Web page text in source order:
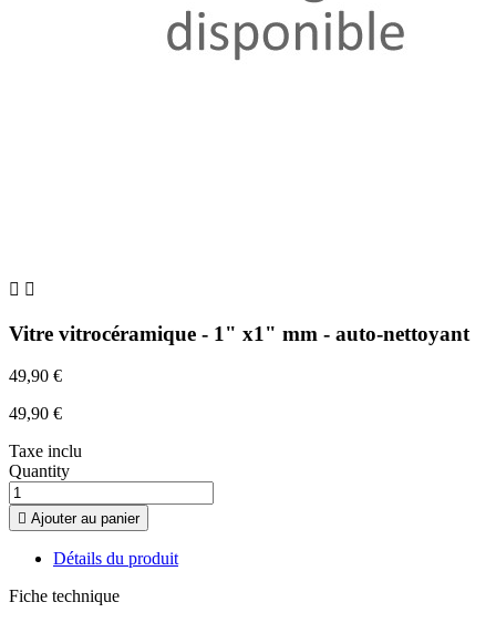
 
Vitre vitrocéramique - 1" x1" mm - auto-nettoyant
49,90 €
49,90 €
Taxe inclu
Quantity
 Ajouter au panier
Détails du produit
Fiche technique